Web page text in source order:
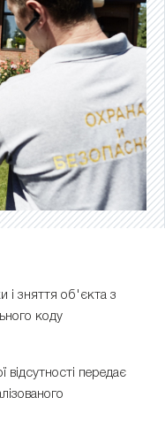
і зняття об'єкта з
коду
відсутності передає